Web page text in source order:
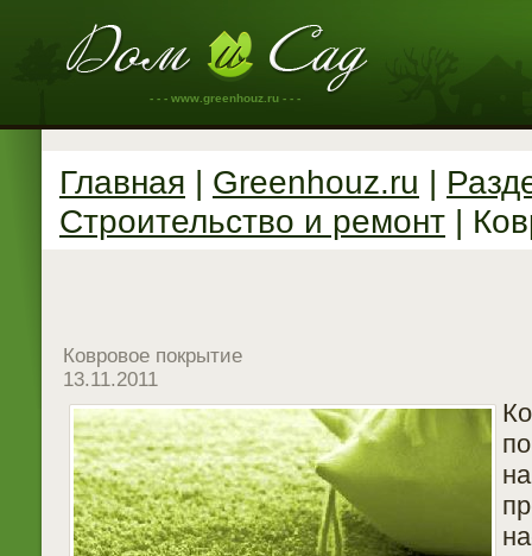
- - - www.greenhouz.ru - - -
Главная | Greenhouz.ru |
Строительство и ремонт |
Ковровое покрытие
13.11.2011